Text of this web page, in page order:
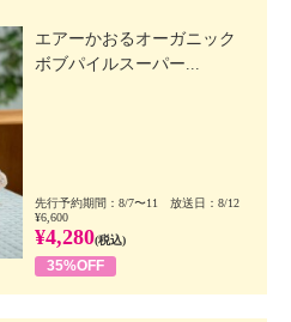
エアーかおるオーガニック
ボブパイルスーパー...
先行予約期間：8/7〜11 放送日：8/12
¥6,600
¥4,280(税込)
35%OFF